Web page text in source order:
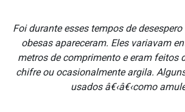
Foi durante esses tempos de
obesas apareceram. Eles variavam
metros de comprimento e eram feitos
chifre ou ocasionalmente argila.
usados â€‹â€‹como